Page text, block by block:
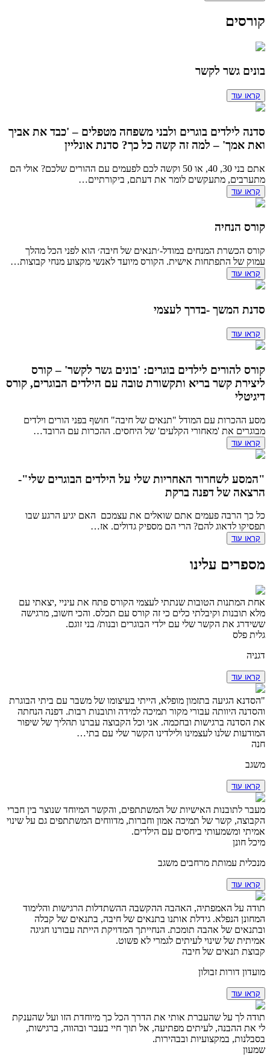
קורסים
בונים גשר לקשר
קראו עוד
סדנה לילדים בוגרים ולבני משפחה מטפלים – 'כבד את אביך
ואת אמך' – למה זה קשה כל כך? סדנת אונליין
אתם בני 30, 40, או 50 וקשה לכם לפעמים עם ההורים שלכם? אולי הם
מתערבים, מתעקשים לומר את דעתם, ביקורתיים…
קראו עוד
קורס הנחיה
קורס הכשרת המנחים במודל-׳תנאים של חיבה׳ הוא לפני הכל מהלך
עמוק של התפתחות אישית. הקורס מיועד לאנשי מקצוע מנחי קבוצות…
קראו עוד
סדנת המשך -בדרך לעצמי
קראו עוד
קורס להורים לילדים בוגרים: 'בונים גשר לקשר' – קורס
ליצירת קשר בריא ותקשורת טובה עם הילדים הבוגרים, קורס
דיגיטלי
מסע ההכרות עם המודל "תנאים של חיבה" חושף בפני הורים וילדים
מבוגרים את 'מאחורי הקלעים' של היחסים. ההכרות עם הרובד…
קראו עוד
"המסע לשחרור האחריות שלי על הילדים הבוגרים שלי"-
הרצאה של דפנה ברקת
כל כך הרבה פעמים אתם שואלים את עצמכם האם יגיע הרגע שבו
תפסיקו לדאוג להם? הרי הם מספיק גדולים. אז…
קראו עוד
מספרים עלינו
אחת המתנות הטובות שנתתי לעצמי הקורס פתח את עיניי ,יצאתי עם
מלא תובנות וקיבלתי כלים כי זה קורס עם תכלס. והכי חשוב, מרגישה
ששידרג את הקשר שלי עם ילדי הבוגרים ובנות/ בני זוגם.
גלית פלס
דגניה
קראו עוד
"הסדנא הגיעה בתזמון מופלא, הייתי בעיצומו של משבר עם ביתי הבוגרת
והסדנה היוותה עבורי מקור תמיכה למידה ותובנות רבות. דפנה הנחתה
את הסדנה ברגישות ובחכמה. אני וכל הקבוצה עברנו תהליך של שיפור
המודעות שלנו לעצמינו ולילדינו הקשר שלי עם בתי…
חנה
משגב
קראו עוד
מעבר לתובנות האישיות של המשתתפים, והקשר המיוחד שנוצר בין חברי
הקבוצה, קשר של תמיכה אמון וחברות, מדווחים המשתתפים גם על שינוי
אמיתי ומשמעותי ביחסים עם הילדים.
מיכל חונן
מנכלית עמותת מרחבים משגב
קראו עוד
תודה על האמפתיה, האהבה ההקשבה ההשתדלות הרגישות והלימוד
המחונן הנפלא. גידלת אותנו בתנאים של חיבה, בתנאים של קבלה
ובתנאים של אהבה תומכת. הנחייתך המדויקת הייתה עבורנו חגיגה
אמיתית של שינוי לעיתים לגמרי לא פשוט.
קבוצת תנאים של חיבה
מועדון דורות זבולון
קראו עוד
תודה לך על שהעברת אותי את הדרך הכל כך מיוחדת הזו ועל שהענקת
לי את ההבנה, לעיתים מפתיעה, אל תוך חיי בעבר ובהווה, ברגישות,
בסבלנות, במקצועיות ובבהירות.
שמעון